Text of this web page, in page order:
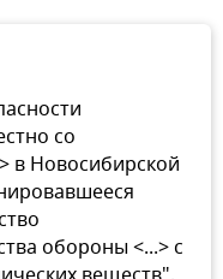
со
в Новосибирской
обороны <...> с